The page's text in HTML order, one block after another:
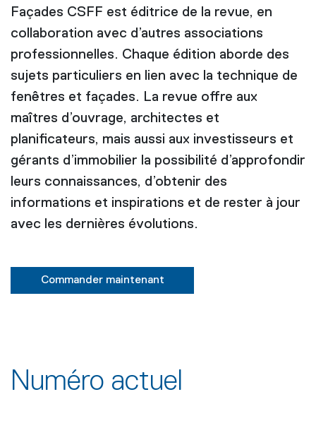
Façades CSFF est éditrice de la revue, en
collaboration avec d’autres associations
professionnelles. Chaque édition aborde des
sujets particuliers en lien avec la technique de
fenêtres et façades. La revue offre aux
maîtres d’ouvrage, architectes et
planificateurs, mais aussi aux investisseurs et
gérants d’immobilier la possibilité d’approfondir
leurs connaissances, d’obtenir des
informations et inspirations et de rester à jour
avec les dernières évolutions.
Commander maintenant
Numéro actuel